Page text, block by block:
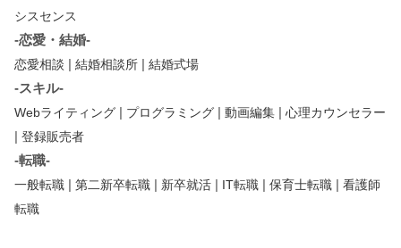
シスセンス
-恋愛・結婚-
恋愛相談 | 結婚相談所 | 結婚式場
-スキル-
Webライティング | プログラミング | 動画編集 | 心理カウンセラー
| 登録販売者
-転職-
一般転職 | 第二新卒転職 | 新卒就活 | IT転職 | 保育士転職 | 看護師
転職